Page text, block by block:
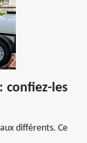
confiez-les
différents. Ce